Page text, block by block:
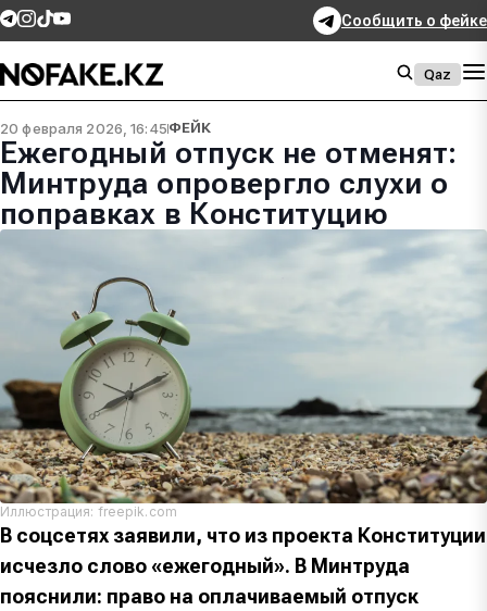
Сообщить о фейке
Qaz
20 февраля 2026, 16:45ФЕЙК
Ежегодный отпуск не отменят:
Минтруда опровергло слухи о
поправках в Конституцию
Иллюстрация: freepik.com
В соцсетях заявили, что из проекта Конституции
исчезло слово «ежегодный». В Минтруда
пояснили: право на оплачиваемый отпуск